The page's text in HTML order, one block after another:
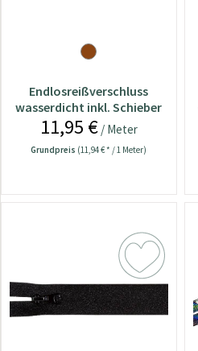
Endlosreißverschluss
wasserdicht inkl. Schieber
uni schwarz
11,95 €/ Meter
Grundpreis (11,94 € * / 1 Meter)